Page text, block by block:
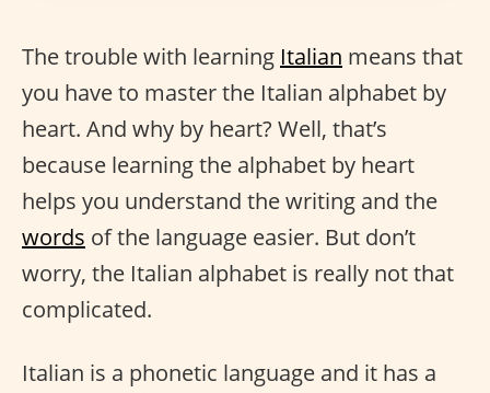
The trouble with learning Italian means that
you have to master the Italian alphabet by
heart. And why by heart? Well, that’s
because learning the alphabet by heart
helps you understand the writing and the
words of the language easier. But don’t
worry, the Italian alphabet is really not that
complicated.
Italian is a phonetic language and it has a